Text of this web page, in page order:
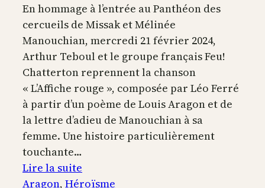
En hommage à l’entrée au Panthéon des
cercueils de Missak et Mélinée
Manouchian, mercredi 21 février 2024,
Arthur Teboul et le groupe français Feu!
Chatterton reprennent la chanson
« L’Affiche rouge », composée par Léo Ferré
à partir d’un poème de Louis Aragon et de
la lettre d’adieu de Manouchian à sa
femme. Une histoire particulièrement
touchante…
Lire la suite
Manouchian
Aragon, Héroïsme